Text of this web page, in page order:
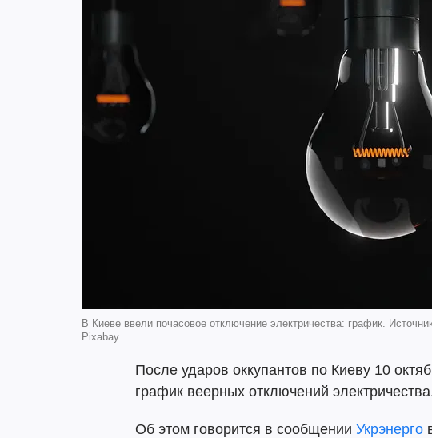
В Киеве ввели почасовое отключение электричества: график.
Pixabay
После ударов оккупантов по Киеву 10
график веерных отключений
Об этом говорится в сообщении Укрэнерго